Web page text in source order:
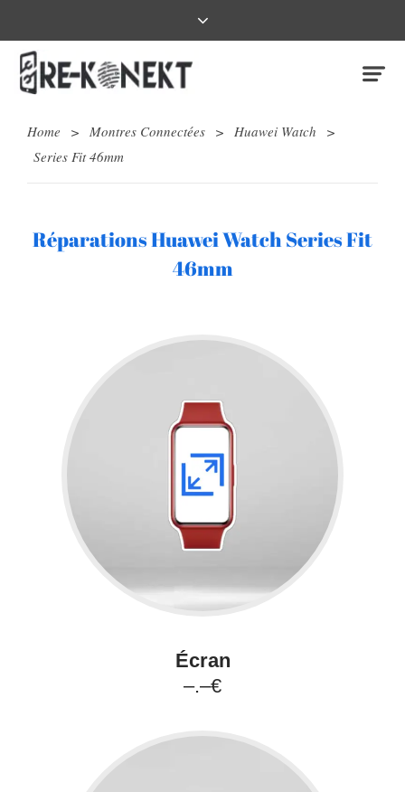
Home > Montres Connectées > Huawei Watch
>
Series Fit 46mm
Réparations Huawei Watch Series Fit
46mm
Écran
–.–€